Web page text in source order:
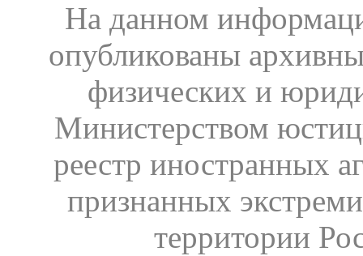
На данном
опубликованы
физических и
Министерством
реестр иностранных
признанных
территории